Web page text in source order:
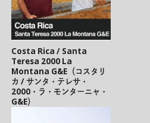
Costa Rica / Santa
Teresa 2000 La
Montana G&E（コスタリ
カ / サンタ・テレサ・
2000・ラ・モンターニャ・
G&E）